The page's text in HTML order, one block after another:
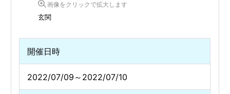
画像をクリックで拡大します
玄関
開催日時
2022/07/09～2022/07/10